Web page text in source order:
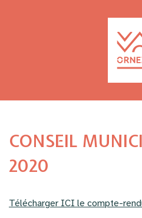
CONSEIL
2020
Télécharger ICI le compte-